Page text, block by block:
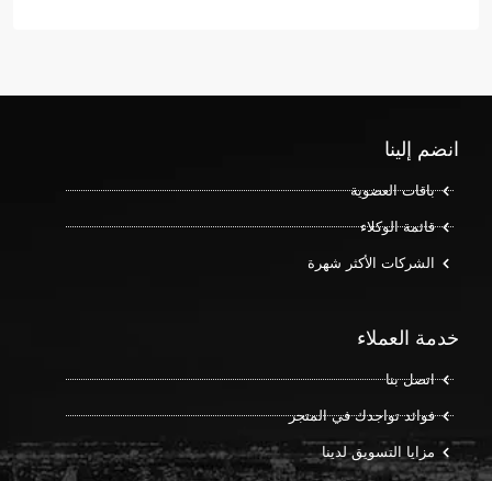
انضم إلينا
باقات العضوية
قائمة الوكلاء
الشركات الأكثر شهرة
خدمة العملاء
اتصل بنا
فوائد تواجدك في المتجر
مزايا التسويق لدينا